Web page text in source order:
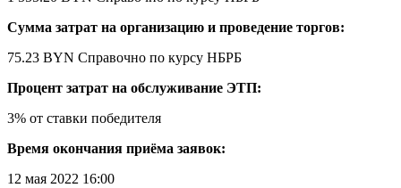
Сумма затрат на организацию и проведение торгов:
75.23 BYN Справочно по курсу НБРБ
Процент затрат на обслуживание ЭТП:
3% от ставки победителя
Время окончания приёма заявок:
12 мая 2022 16:00